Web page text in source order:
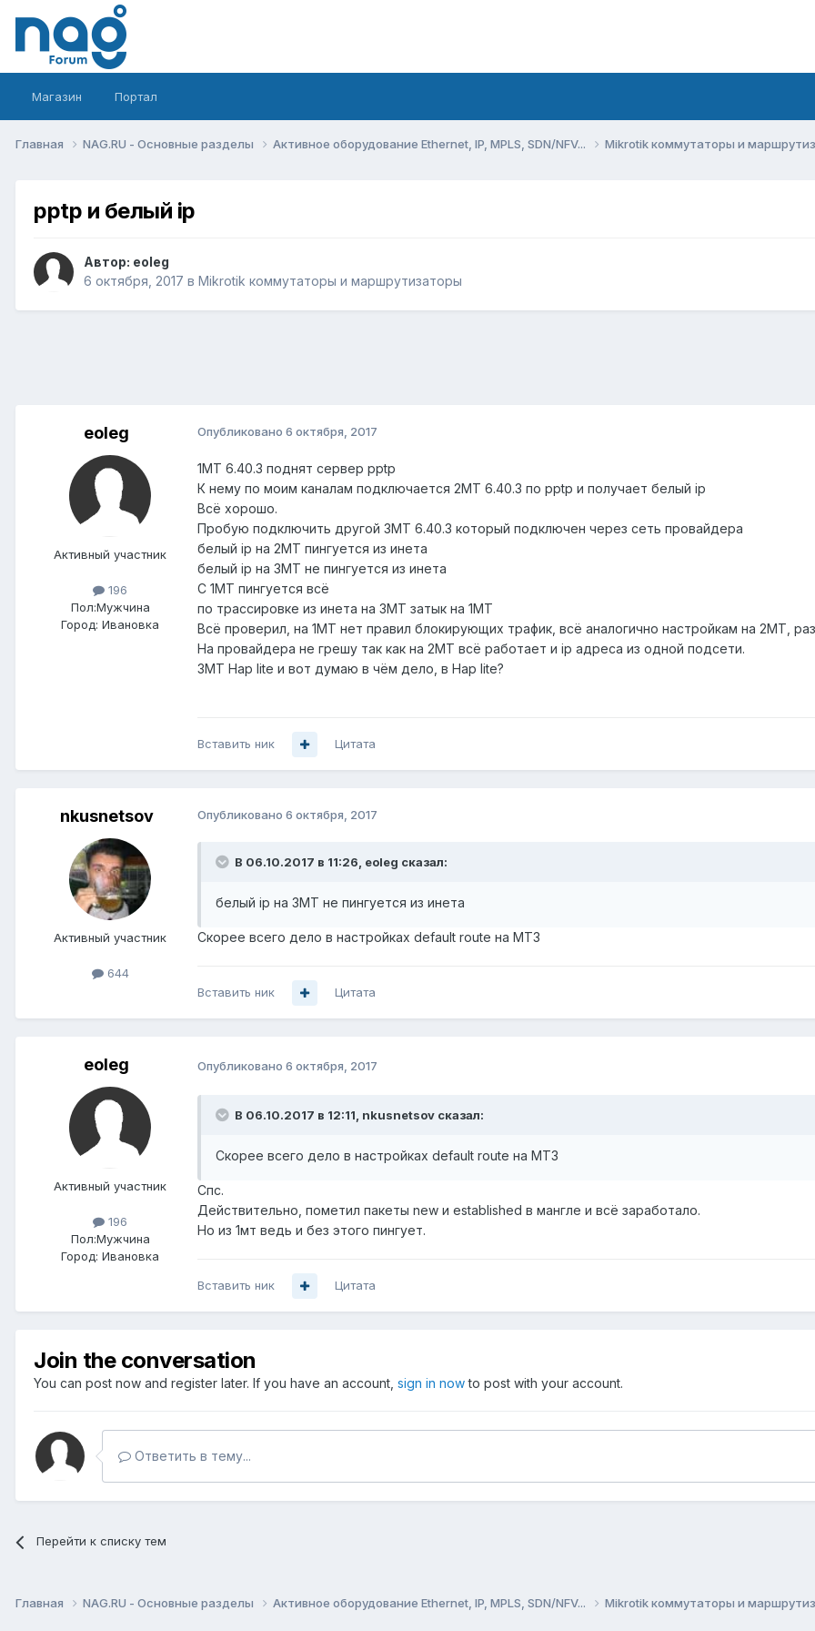
Магазин Портал
Главная NAG.RU - Основные разделы Активное оборудование Ethernet, IP, MPLS, SDN/NFV... Mikrotik коммутаторы и
pptp и белый ip
Автор: eoleg
6 октября, 2017 в Mikrotik коммутаторы и маршрутизаторы
eoleg
Активный участник
196
Пол:Мужчина
Город: Ивановка
Опубликовано 6 октября, 2017
1MT 6.40.3 поднят сервер pptp
К нему по моим каналам подключается 2MT 6.40.3 по pptp и получает белый ip
Всё хорошо.
Пробую подключить другой 3MT 6.40.3 который подключен через сеть провайдера
белый ip на 2MT пингуется из инета
белый ip на 3MT не пингуется из инета
С 1MT пингуется всё
по трассировке из инета на 3MT затык на 1MT
Всё проверил, на 1MT нет правил блокирующих трафик, всё аналогично настройкам на 2MT,
На провайдера не грешу так как на 2МТ всё работает и ip адреса из одной подсети.
3MT Hap lite и вот думаю в чём дело, в Hap lite?
Вставить ник Цитата
nkusnetsov
Активный участник
644
Опубликовано 6 октября, 2017
В 06.10.2017 в 11:26, eoleg сказал:
белый ip на 3MT не пингуется из инета
Скорее всего дело в настройках default route на MT3
Вставить ник Цитата
eoleg
Активный участник
196
Пол:Мужчина
Город: Ивановка
Опубликовано 6 октября, 2017
В 06.10.2017 в 12:11, nkusnetsov сказал:
Скорее всего дело в настройках default route на MT3
Спс.
Действительно, пометил пакеты new и established в мангле и всё заработало.
Но из 1мт ведь и без этого пингует.
Вставить ник Цитата
Join the conversation
You can post now and register later. If you have an account, sign in nowto post with your account.
Ответить в тему...
Перейти к списку тем
Главная NAG.RU - Основные разделы Активное оборудование Ethernet, IP, MPLS, SDN/NFV... Mikrotik коммутаторы и